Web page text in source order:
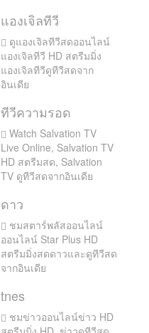
แองเจิลทีวี
ดูแองเจิลทีวีสดออนไลน์
แองเจิลทีวี HD สตรีมมิ่ง
แองเจิลทีวีดูทีวีสดจาก
อินเดีย
ทีวีความรอด
Watch Salvation TV
Live Online, Salvation TV
HD สตรีมสด, Salvation
TV ดูทีวีสดจากอินเดีย
ดาว
ชมสตาร์พลัสออนไลน์
ออนไลน์ Star Plus HD
สตรีมมิ่งสดดาวและดูทีวีสด
จากอินเดีย
tnes
ชมข่าวออนไลน์ข่าว HD